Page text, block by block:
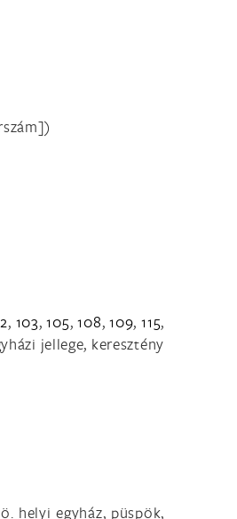
, 103,105,108,109,115,
jellege, keresztény
helyi egyház, püspök,